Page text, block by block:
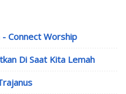
- Connect Worship
Di Saat Kita Lemah